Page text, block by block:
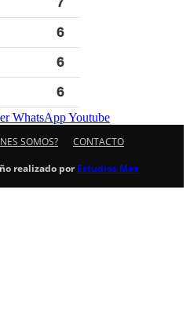
WhatsAppYoutube
SOMOS?
CONTACTO
realizado porEstudios Max